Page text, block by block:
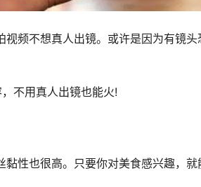
频不想真人出镜。或许是因为有镜头
不用真人出镜也能火!
性也很高。只要你对美食感兴趣，